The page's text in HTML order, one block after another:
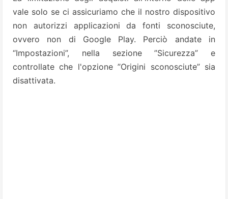
vale solo se ci assicuriamo che il nostro dispositivo
non autorizzi applicazioni da fonti sconosciute,
ovvero non di Google Play. Perciò andate in
“Impostazioni”, nella sezione ”Sicurezza” e
controllate che l'opzione ”Origini sconosciute” sia
disattivata.